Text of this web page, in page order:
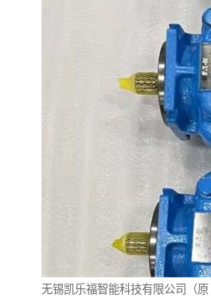
无锡凯乐福智能科技有限公司（原